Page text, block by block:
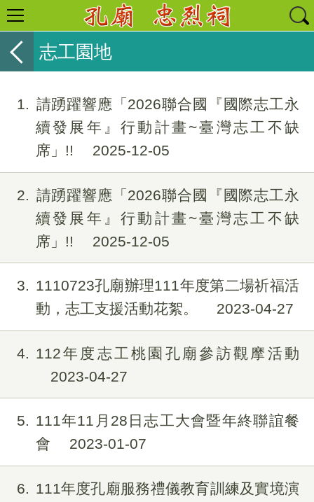
志工園地
1
請踴躍響應「2026聯合國『國際志工永
續發展年』行動計畫~臺灣志工不缺
席」!!
2025-12-05
2
請踴躍響應「2026聯合國『國際志工永
續發展年』行動計畫~臺灣志工不缺
席」!!
2025-12-05
3
1110723孔廟辦理111年度第二場祈福活
動，志工支援活動花絮。
2023-04-27
4
112年度志工桃園孔廟參訪觀摩活動
2023-04-27
5
111年11月28日志工大會暨年終聯誼餐
會
2023-01-07
6
111年度孔廟服務禮儀教育訓練及實境演